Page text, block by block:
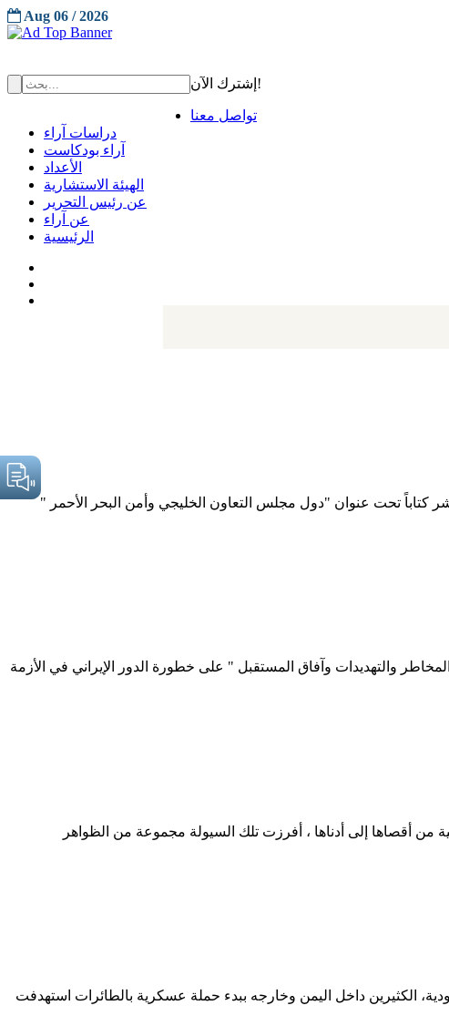
Aug 06 / 2026
إشترك الآن!
تواصل معنا
دراسات آراء
آراء بودكاست
الأعداد
الهيئة الاستشارية
عن رئيس التحرير
عن آراء
الرئيسية
كتاباً تحت عنوان "دول مجلس التعاون الخليجي وأمن البحر الأحمر "
والتهديدات وآفاق المستقبل " على خطورة الدور الإيراني في الأزمة
أقصاها إلى أدناها ، أفرزت تلك السيولة مجموعة من الظواهر
المملكة العربية السعودية، الكثيرين داخل اليمن وخارجه ببدء حملة عسكرية بالطائرات استهدفت